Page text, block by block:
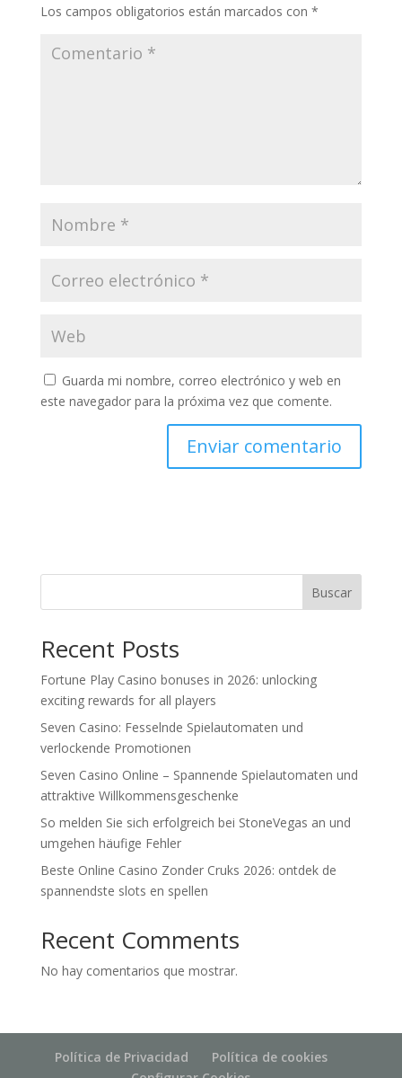
Los campos obligatorios están marcados con *
Guarda mi nombre, correo electrónico y web en
este navegador para la próxima vez que comente.
Buscar
Recent Posts
Fortune Play Casino bonuses in 2026: unlocking
exciting rewards for all players
Seven Casino: Fesselnde Spielautomaten und
verlockende Promotionen
Seven Casino Online – Spannende Spielautomaten und
attraktive Willkommensgeschenke
So melden Sie sich erfolgreich bei StoneVegas an und
umgehen häufige Fehler
Beste Online Casino Zonder Cruks 2026: ontdek de
spannendste slots en spellen
Recent Comments
No hay comentarios que mostrar.
Política de Privacidad
Política de cookies